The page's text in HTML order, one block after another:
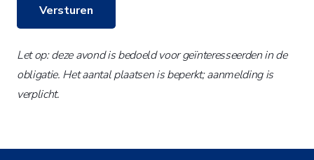
Let op: deze avond is bedoeld voor geïnteresseerden in de
obligatie. Het aantal plaatsen is beperkt; aanmelding is
verplicht.